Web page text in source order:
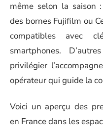
même selon la saison
des bornes Fujifilm ou
compatibles avec
smartphones.
privilégier
opérateur qui guide la
Voici un aperçu des
en France dans les